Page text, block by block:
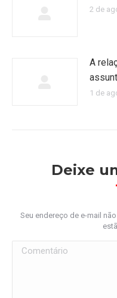
2 de
A
1 de
Deixe
Seu endereço de e-mail
Comentário